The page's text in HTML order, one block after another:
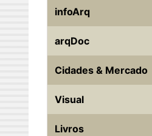
infoArq
arqDoc
Cidades & Mercado
Visual
Livros